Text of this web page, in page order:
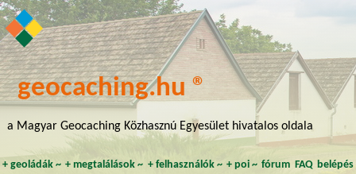
geocaching.hu ®
a Magyar Geocaching Közhasznú Egyesület hivatalos oldala
+ geoládák~ +megtalálások ~ + felhasználók~ + poi~ fórum FAQ belépés